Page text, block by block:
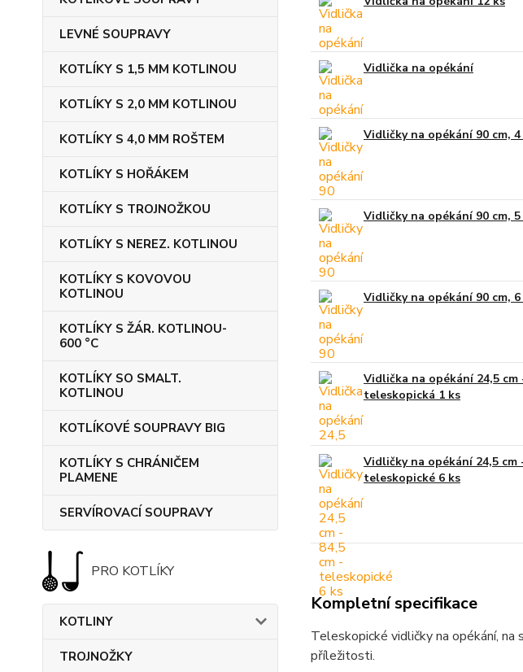
LEVNÉ SOUPRAVY
KOTLÍKY S 1,5 MM KOTLINOU
KOTLÍKY S 2,0 MM KOTLINOU
KOTLÍKY S 4,0 MM ROŠTEM
KOTLÍKY S HOŘÁKEM
KOTLÍKY S TROJNOŽKOU
KOTLÍKY S NEREZ. KOTLINOU
KOTLÍKY S KOVOVOU
KOTLINOU
KOTLÍKY S ŽÁR. KOTLINOU-
600 °C
KOTLÍKY SO SMALT.
KOTLINOU
KOTLÍKOVÉ SOUPRAVY BIG
KOTLÍKY S CHRÁNIČEM
PLAMENE
SERVÍROVACÍ SOUPRAVY
PRO KOTLÍKY
KOTLINY
TROJNOŽKY
Vidlička na opékání
Vidličky na opékání 90 cm, 4
Vidličky na opékání 90 cm, 5
Vidličky na opékání 90 cm, 6
Vidlička na opékání 24,5 cm
teleskopická 1 ks
Vidličky na opékání 24,5 cm
teleskopické 6 ks
Kompletní specifikace
Teleskopické vidličky na opékání, na
příležitosti.